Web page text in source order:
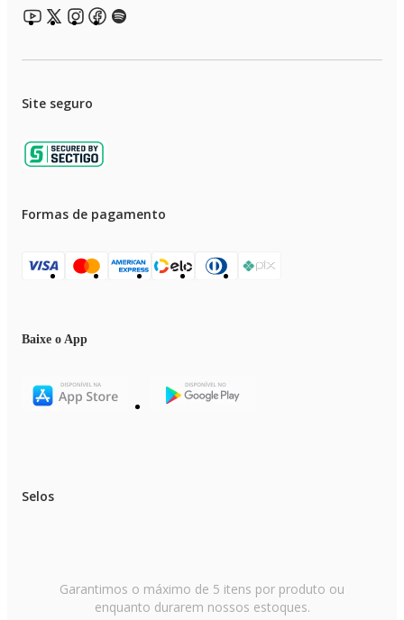
Site seguro
Formas de pagamento
Baixe o App
Selos
Garantimos o máximo de 5 itens por produto ou
enquanto durarem nossos estoques.